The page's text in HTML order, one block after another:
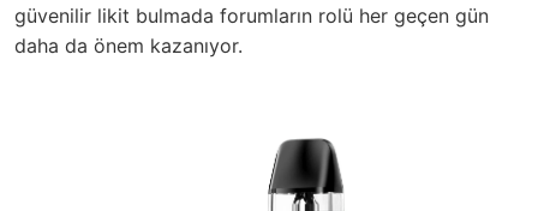
güvenilir likit bulmada forumların rolü her geçen gün
daha da önem kazanıyor.